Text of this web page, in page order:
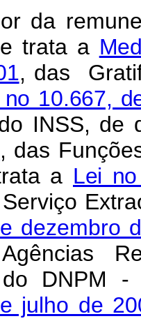
da
trata a
, das
no 10.667,
INSS,
, das
a Lei
dezembro
do
julho de